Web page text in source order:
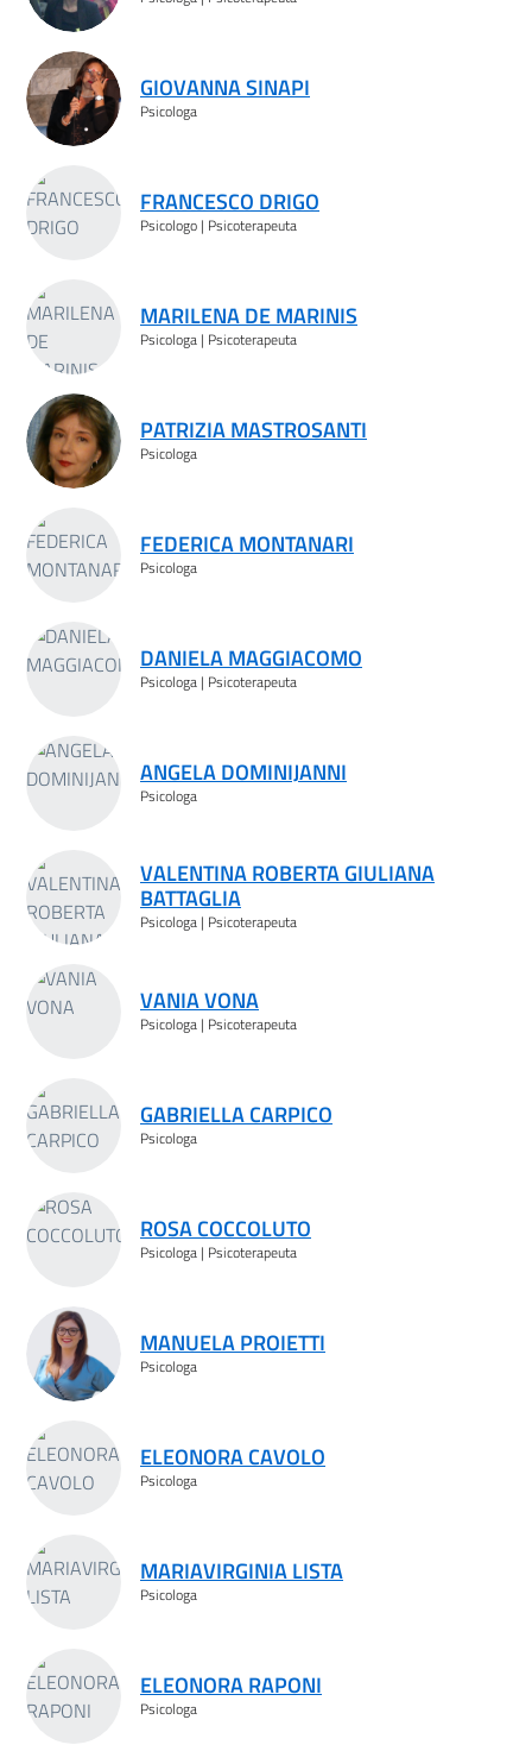
GIOVANNA SINAPI
Psicologa
FRANCESCO DRIGO
Psicologo | Psicoterapeuta
MARILENA DE MARINIS
Psicologa | Psicoterapeuta
PATRIZIA MASTROSANTI
Psicologa
FEDERICA MONTANARI
Psicologa
DANIELA MAGGIACOMO
Psicologa | Psicoterapeuta
ANGELA DOMINIJANNI
Psicologa
VALENTINA ROBERTA GIULIANA
BATTAGLIA
Psicologa | Psicoterapeuta
VANIA VONA
Psicologa | Psicoterapeuta
GABRIELLA CARPICO
Psicologa
ROSA COCCOLUTO
Psicologa | Psicoterapeuta
MANUELA PROIETTI
Psicologa
ELEONORA CAVOLO
Psicologa
MARIAVIRGINIA LISTA
Psicologa
ELEONORA RAPONI
Psicologa